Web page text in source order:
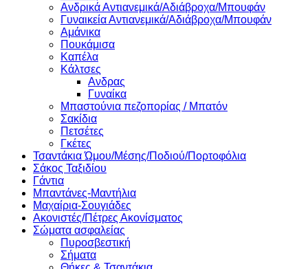
Ανδρικά Αντιανεμικά/Αδιάβροχα/Μπουφάν
Γυναικεία Αντιανεμικά/Αδιάβροχα/Μπουφάν
Αμάνικα
Πουκάμισα
Καπέλα
Κάλτσες
Ανδρας
Γυναίκα
Μπαστούνια πεζοπορίας / Μπατόν
Σακίδια
Πετσέτες
Γκέτες
Τσαντάκια Ώμου/Μέσης/Ποδιού/Πορτοφόλια
Σάκος Ταξιδίου
Γάντια
Μπαντάνες-Μαντήλια
Μαχαίρια-Σουγιάδες
Ακονιστές/Πέτρες Ακονίσματος
Σώματα ασφαλείας
Πυροσβεστική
Σήματα